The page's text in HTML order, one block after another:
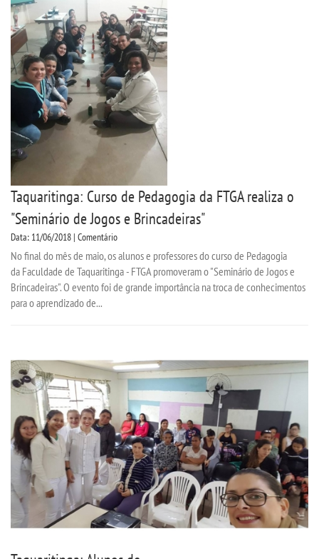
IMPRENSA
TRABALHE CONOSCO
OUVIDORIA
Taquaritinga: Curso de Pedagogia da FTGA realiza o
"Seminário de Jogos e Brincadeiras"
Data: 11/06/2018 | Comentário
No final do mês de maio, os alunos e professores do curso de Pedagogia
da Faculdade de Taquaritinga - FTGA promoveram o "Seminário de Jogos e
Brincadeiras". O evento foi de grande importância na troca de conhecimentos
para o aprendizado de...